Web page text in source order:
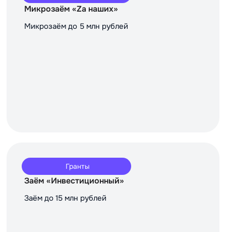
Микрозаём «Za наших»
Микрозаём до 5 млн рублей
Гранты
Заём «Инвестиционный»
Заём до 15 млн рублей